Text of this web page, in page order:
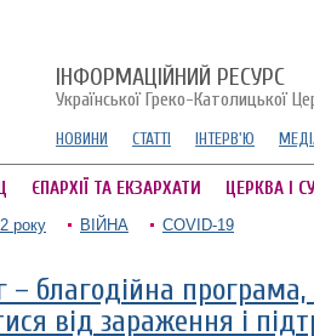
ІНФОРМАЦІЙНИЙ РЕСУРС
Української Греко-Католицької
НОВИНИ СТАТТІ ІНТЕРВ'Ю
ЄПАРХІЇ ТА ЕКЗАРХАТИ ЦЕРКВА І
року ВІЙНА COVID-19
– благодійна
від зараження і